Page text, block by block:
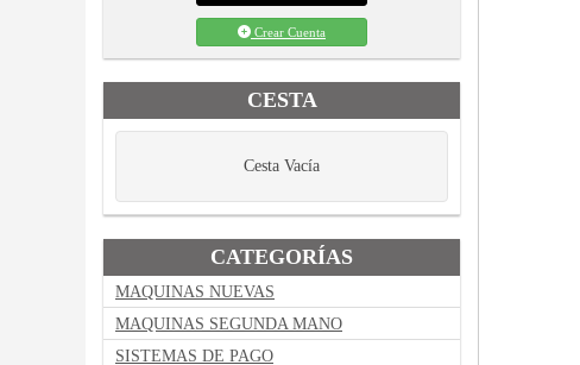
Crear Cuenta
CESTA
Cesta Vacía
CATEGORÍAS
MAQUINAS NUEVAS
MAQUINAS SEGUNDA MANO
SISTEMAS DE PAGO